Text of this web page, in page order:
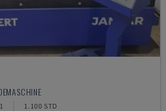
1.100 STD